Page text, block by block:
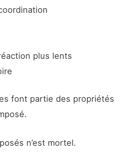
plus lents
font partie des propriétés
n’est mortel.